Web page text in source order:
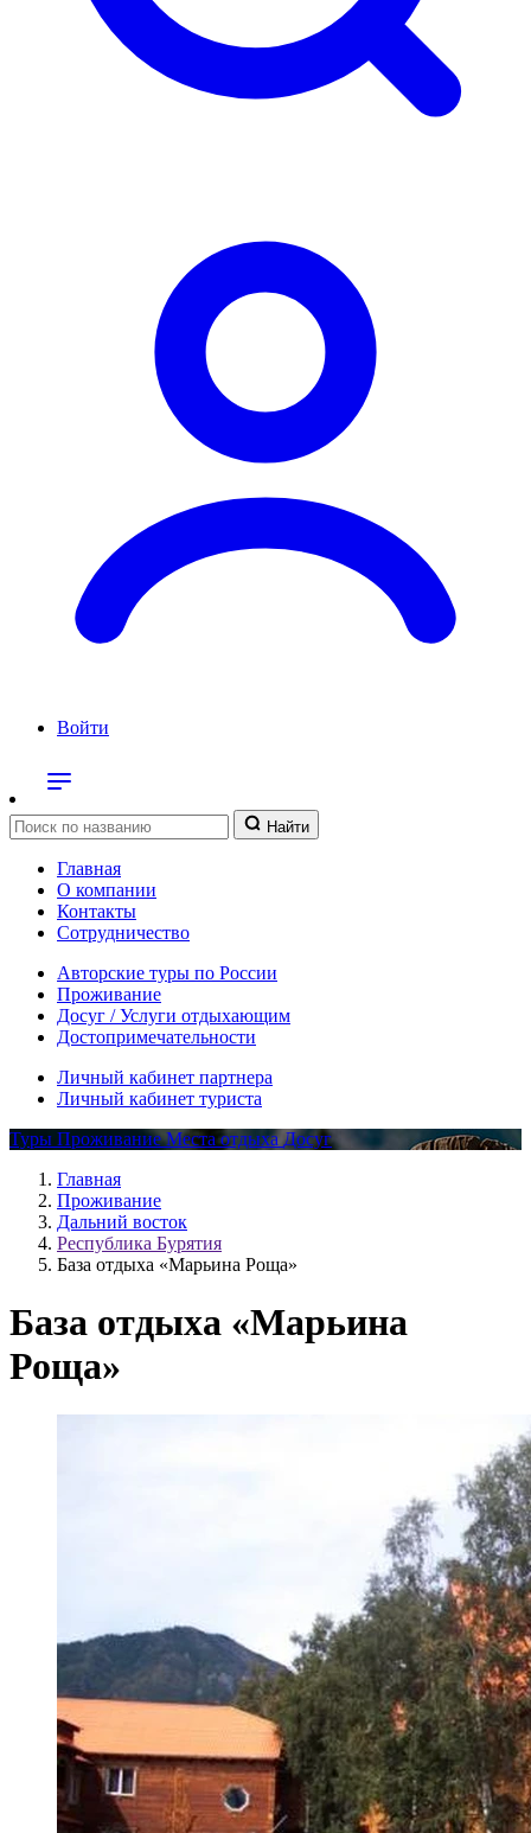
Войти
Найти
Главная
О компании
Контакты
Сотрудничество
Авторские туры по России
Проживание
Досуг / Услуги отдыхающим
Достопримечательности
Личный кабинет партнера
Личный кабинет туриста
Туры ПроживаниеМеста отдыха Досуг
Главная
Проживание
Дальний восток
Республика Бурятия
База отдыха «Марьина Роща»
База отдыха «Марьина
Роща»